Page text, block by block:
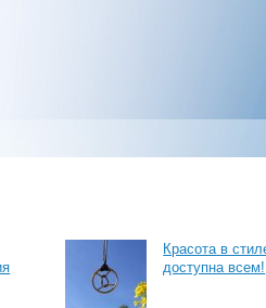
Красота в
доступна всем!